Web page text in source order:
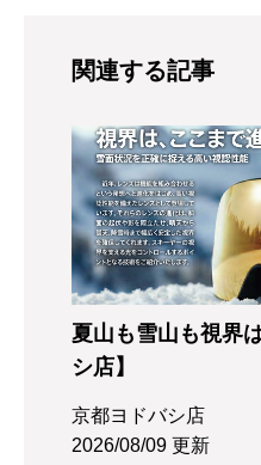
関連する記事
夏山も雪山も視界
シ店】
京都ヨドバシ店
2026/08/09 更新